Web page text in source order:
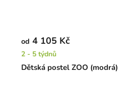
Dětská postel ZOO (modrá)
od 4 105 Kč
2 - 5 týdnů